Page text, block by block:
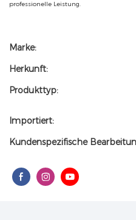
professionelle Leistung.
Marke:
Herkunft:
Produkttyp:
Importiert:
Kundenspezifische